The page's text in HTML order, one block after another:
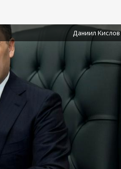
Даниил Кислов